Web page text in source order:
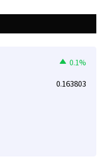
0.1%
0.163803